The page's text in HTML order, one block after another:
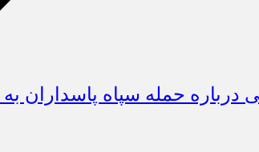
درباره حمله سپاه پاسداران